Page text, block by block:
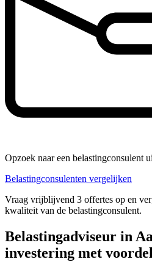
Opzoek naar een belastingconsulent
Belastingconsulenten vergelijken
Vraag vrijblijvend 3 offertes op en
kwaliteit van de belastingconsulent.
Belastingadviseur in
investering met